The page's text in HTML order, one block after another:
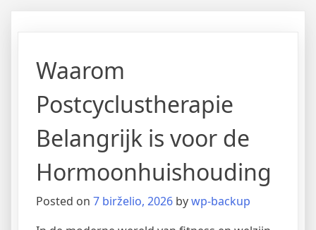
Waarom
Postcyclustherapie
Belangrijk is voor de
Hormoonhuishouding
Posted on 7 birželio, 2026 bywp-backup